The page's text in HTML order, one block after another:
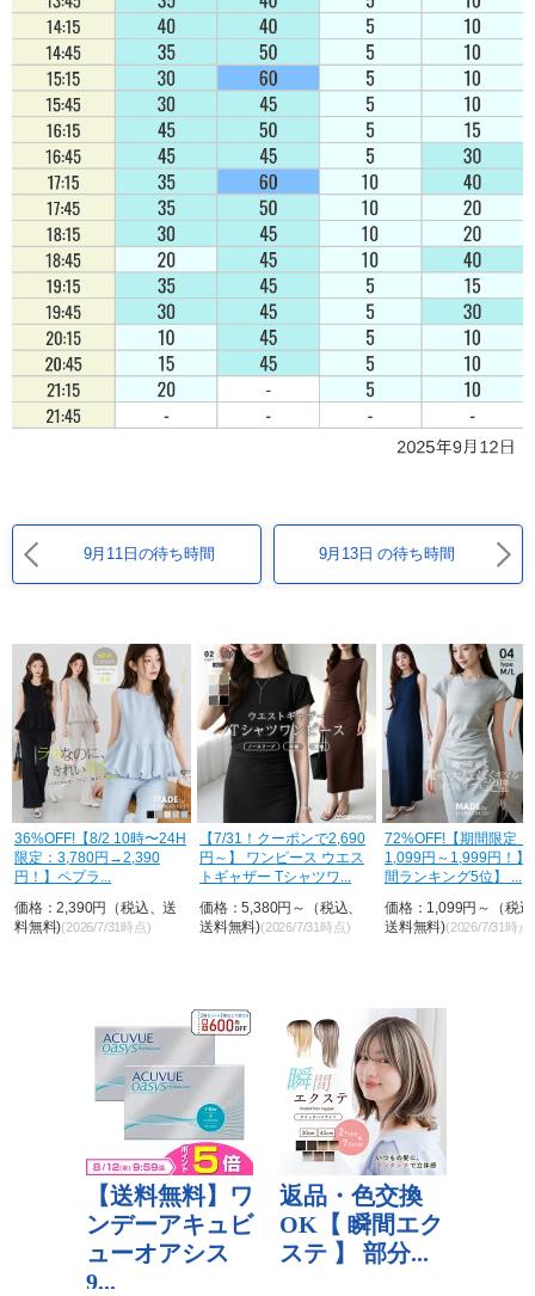
9月11日の待ち時間 9月13日 の待ち時間
36%OFF!【8/2 10時〜24H
限定：3,780円→2,390
円！】ペプラ...
価格：2,390円（税込、送
料無料)(2026/7/31時点)
【7/31！クーポンで2,690
円～】 ワンピース ウエス
トギャザー Tシャツワ...
価格：5,380円～（税込、
送料無料)(2026/7/31時点)
72%OFF!【期間限定：
1,099円～1,999円！】
間ランキング5位】 ...
価格：1,099円～（税
送料無料)(2026/7/31時点)